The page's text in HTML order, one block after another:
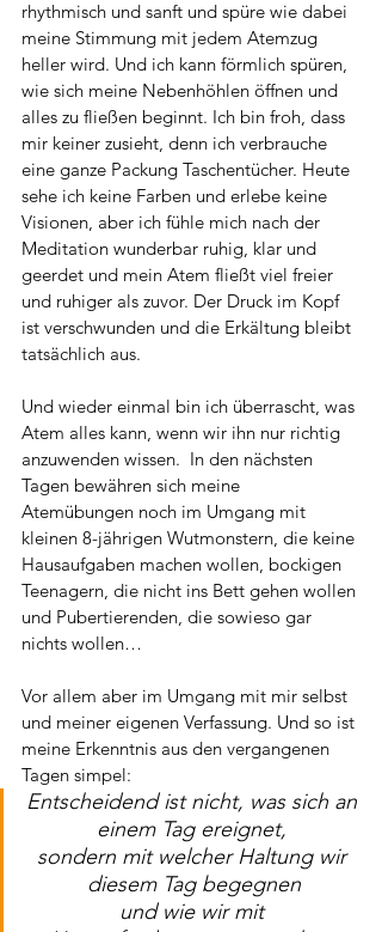
rhythmisch und sanft und spüre wie dabei
meine Stimmung mit jedem Atemzug
heller wird. Und ich kann förmlich spüren,
wie sich meine Nebenhöhlen öffnen und
alles zu fließen beginnt. Ich bin froh, dass
mir keiner zusieht, denn ich verbrauche
eine ganze Packung Taschentücher. Heute
sehe ich keine Farben und erlebe keine
Visionen, aber ich fühle mich nach der
Meditation wunderbar ruhig, klar und
geerdet und mein Atem fließt viel freier
und ruhiger als zuvor. Der Druck im Kopf
ist verschwunden und die Erkältung bleibt
tatsächlich aus.
Und wieder einmal bin ich überrascht, was
Atem alles kann, wenn wir ihn nur richtig
anzuwenden wissen. In den nächsten
Tagen bewähren sich meine
Atemübungen noch im Umgang mit
kleinen 8-jährigen Wutmonstern, die keine
Hausaufgaben machen wollen, bockigen
Teenagern, die nicht ins Bett gehen wollen
und Pubertierenden, die sowieso gar
nichts wollen…
Vor allem aber im Umgang mit mir selbst
und meiner eigenen Verfassung. Und so ist
meine Erkenntnis aus den vergangenen
Tagen simpel:
Entscheidend ist nicht, was sich an
einem Tag ereignet,
sondern mit welcher Haltung wir
diesem Tag begegnen
und wie wir mit